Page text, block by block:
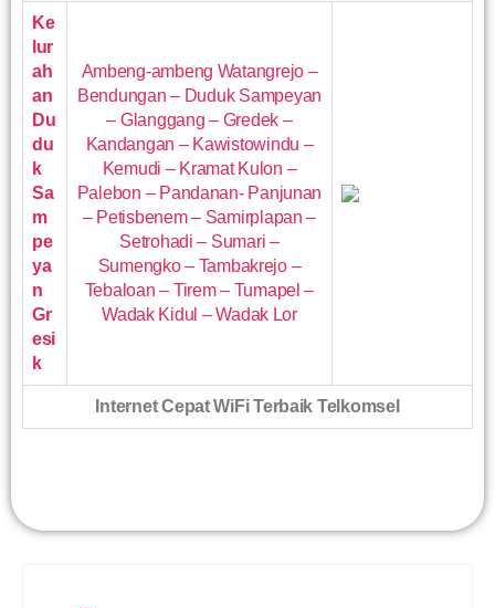
Ke
lur
ah
an
Du
du
k
Sa
m
pe
ya
n
Gr
esi
k
Ambeng-ambeng Watangrejo –
Bendungan – Duduk Sampeyan
– Glanggang – Gredek –
Kandangan – Kawistowindu –
Kemudi – Kramat Kulon –
Palebon – Pandanan- Panjunan
– Petisbenem – Samirplapan –
Setrohadi – Sumari –
Sumengko – Tambakrejo –
Tebaloan – Tirem – Tumapel –
Wadak Kidul – Wadak Lor
Internet Cepat WiFi Terbaik Telkomsel